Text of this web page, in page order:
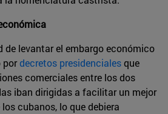
de levantar el embargo económico
pordecretos presidencialesque
comerciales entre los dos
iban dirigidas a facilitar un mejor
cubanos, lo que debiera